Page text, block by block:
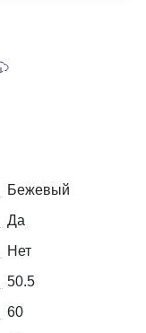
Бежевый
Да
Нет
50.5
60